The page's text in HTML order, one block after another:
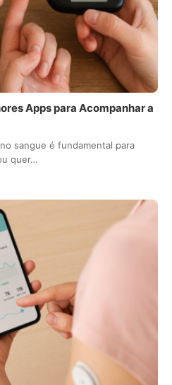
Apps para Acompanhar a
sangue é fundamental para
quer…